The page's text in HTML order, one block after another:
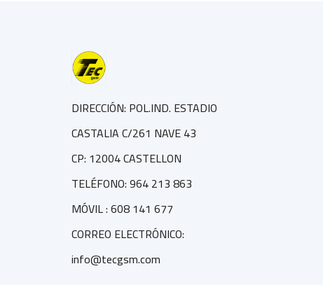
DIRECCIÓN: POL.IND. ESTADIO
CASTALIA C/261 NAVE 43
CP: 12004 CASTELLON
TELÉFONO: 964 213 863
MÓVIL : 608 141 677
CORREO ELECTRÓNICO:
info@tecgsm.com